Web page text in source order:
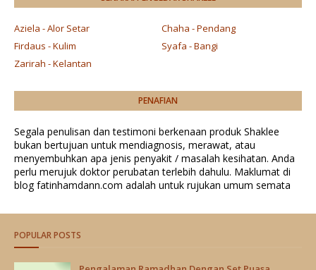
Aziela - Alor Setar
Chaha - Pendang
Firdaus - Kulim
Syafa - Bangi
Zarirah - Kelantan
PENAFIAN
Segala penulisan dan testimoni berkenaan produk Shaklee
bukan bertujuan untuk mendiagnosis, merawat, atau
menyembuhkan apa jenis penyakit / masalah kesihatan. Anda
perlu merujuk doktor perubatan terlebih dahulu. Maklumat di
blog fatinhamdann.com adalah untuk rujukan umum semata
POPULAR POSTS